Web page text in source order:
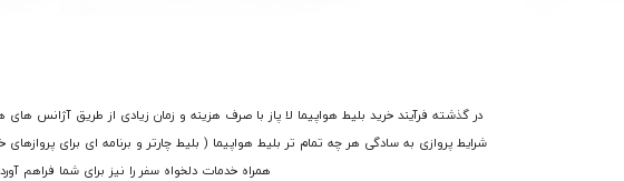
شرایط پروازی به سادگی هر چه تمام تر بلیط هواپیما ( بلیط چارتر و برنامه ای برای
همراه خدمات دلخواه سفر را نیز برای شما فراهم